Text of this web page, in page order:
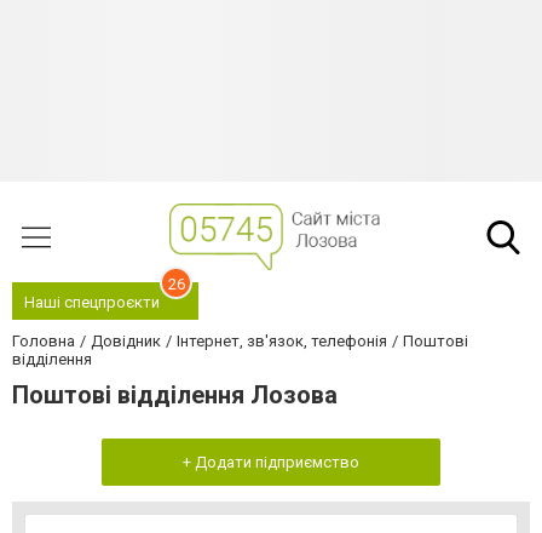
Наші спецпроєкти
26
Головна Довідник Інтернет, зв'язок, телефонія
Поштові
відділення
Поштові відділення Лозова
+ Додати підприємство